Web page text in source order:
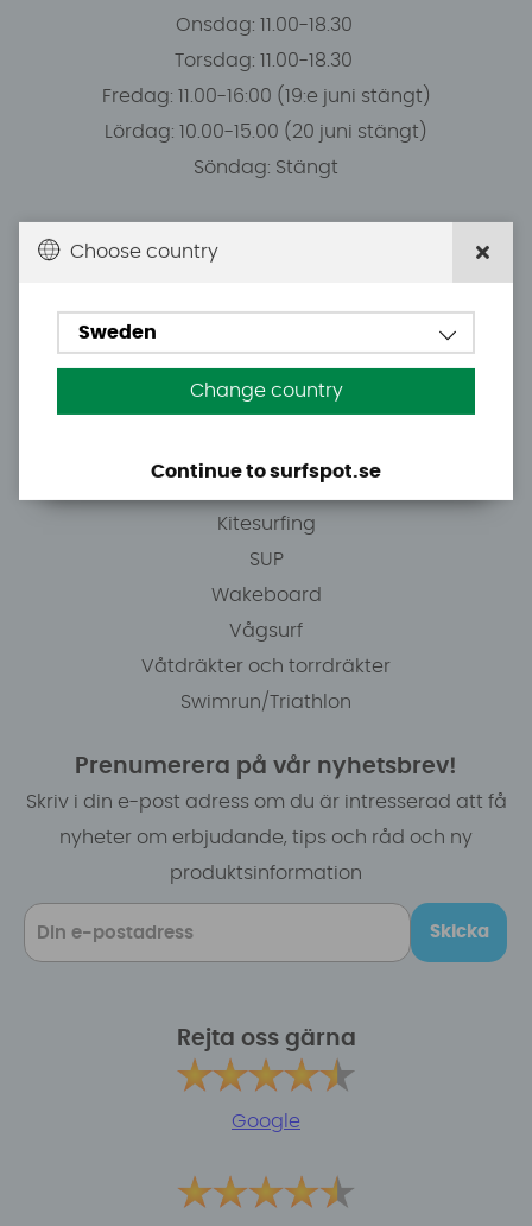
Onsdag: 11.00-18.30
Torsdag: 11.00-18.30
Fredag: 11.00-16:00 (19:e juni stängt)
Lördag: 10.00-15.00 (20 juni stängt)
Söndag: Stängt
Du kan hämta ordrar efter överenskommelse från
E-post: info@surfspot.se
Kitesurfing
SUP
Wakeboard
Vågsurf
Våtdräkter och torrdräkter
Swimrun/Triathlon
Prenumerera på vår nyhetsbrev!
Skriv i din e-post adress om du är intresserad att få
nyheter om erbjudande, tips och råd och ny
produktsinformation
Skicka
Rejta oss gärna
Google
Choose country
Sweden
Change country
Continue to surfspot.se